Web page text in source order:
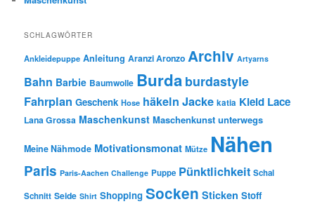
SCHLAGWÖRTER
Ankleidepuppe Anleitung Aranzi Aronzo Archiv Artyarns
Bahn Barbie Baumwolle Burda burdastyle
Fahrplan Geschenk Hose häkeln Jacke katia Kleid Lace
Lana Grossa Maschenkunst Maschenkunst unterwegs
Meine Nähmode Motivationsmonat Mütze Nähen
Paris Paris-Aachen Challenge Puppe Pünktlichkeit Schal
Schnitt Seide Shirt Shopping Socken Sticken Stoff